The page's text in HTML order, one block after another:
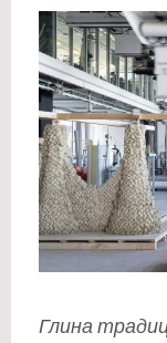
Глина